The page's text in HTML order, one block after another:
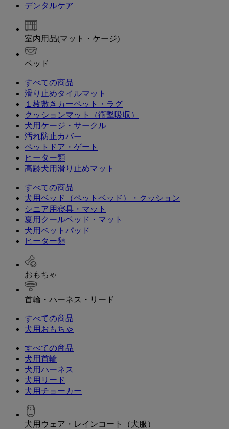
デンタルケア
室内用品(マット・ケージ)
ベッド
すべての商品
滑り止めタイルマット
１枚敷きカーペット・ラグ
クッションマット（衝撃吸収）
犬用ケージ・サークル
汚れ防止カバー
ペットドア・ゲート
ヒーター類
高齢犬用滑り止めマット
すべての商品
犬用ベッド（ペットベッド）・クッション
シニア用寝具・マット
夏用クールベッド・マット
犬用ベットパッド
ヒーター類
おもちゃ
首輪・ハーネス・リード
すべての商品
犬用おもちゃ
すべての商品
犬用首輪
犬用ハーネス
犬用リード
犬用チョーカー
犬用ウェア・レインコート（犬服）